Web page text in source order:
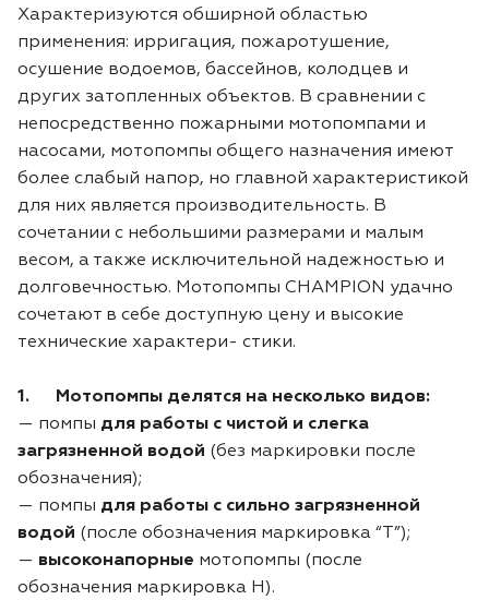
Воздуходувки
Триммеры
Аккумуляторная техника iPrix
Генераторы
Скарификаторы
Мотопомпы
Подметальные машины
Строительная техника
Двигатели
Аксессуары
Блог
Характеризуются обширной областью
применения: ирригация, пожаротушение,
осушение водоемов, бассейнов, колодцев и
других затопленных объектов. В сравнении с
непосредственно пожарными мотопомпами и
насосами, мотопомпы общего назначения имеют
более слабый напор, но главной характеристикой
для них является производительность. В
сочетании с небольшими размерами и малым
весом, а также исключительной надежностью и
долговечностью. Мотопомпы CHAMPION удачно
сочетают в себе доступную цену и высокие
технические характери- стики.
1. Мотопомпы делятся на несколько видов:
— помпы для работы с чистой и слегка
загрязненной водой (без маркировки после
обозначения);
— помпы для работы с сильно загрязненной
водой (после обозначения маркировка “Т”);
— высоконапорные мотопомпы (после
обозначения маркировка Н).